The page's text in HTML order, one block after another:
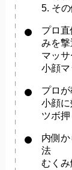
5. そ
プロ
みを撃
マッ
小顔
プロ
小顔
ツボ押
内側
法
むく